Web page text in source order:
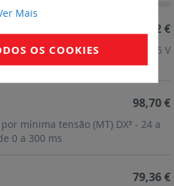
contra sobretensões DX³ - 275 V
57,62 €
mínima tensão (MT) DX³ - 24 a
0 a 300 ms
98,70 €
79,36 €
Mais
OS COOKIES